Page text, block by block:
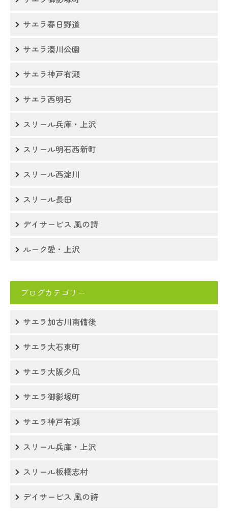
サエラ春日野道
サエラ湊川公園
サエラ神戸有瀬
サエラ西明石
スリール兵庫・上沢
スリール明石西新町
スリール西淀川
スリール長田
デイサービス 風の詩
ルーク愛・上沢
ブログカテゴリー
サエラ加古川南備後
サエラ大石東町
サエラ大阪夕凪
サエラ御影塚町
サエラ神戸有瀬
スリール兵庫・上沢
スリール板橋志村
デイサービス 風の詩